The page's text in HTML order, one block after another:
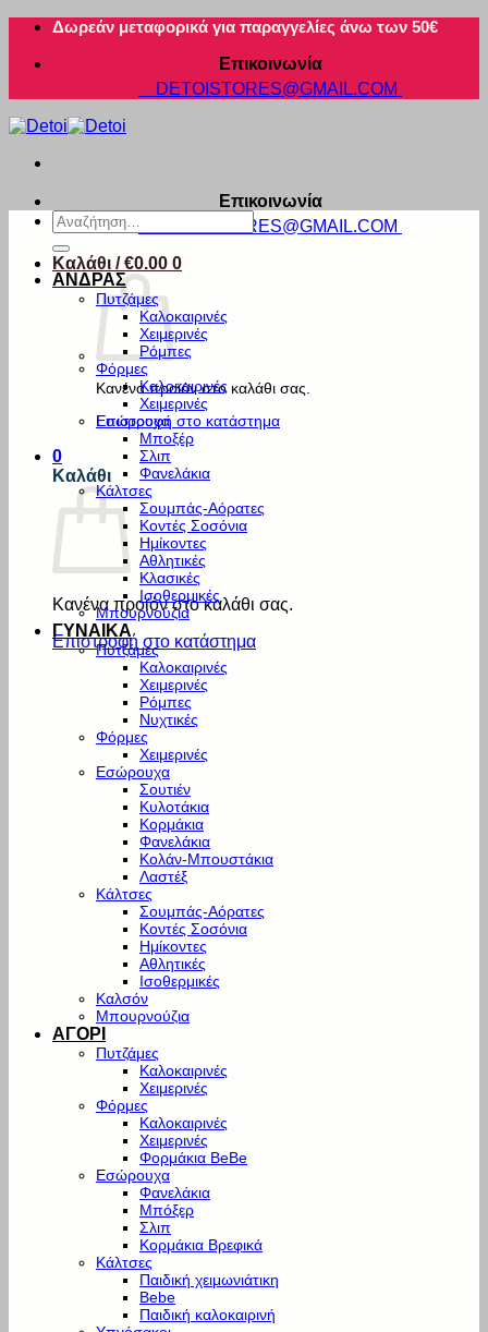
Μετάβαση
περιεχόμενο
Δωρεάν μεταφορικά για παραγγελίες άνω των 50€
Επικοινωνία
DETOISTORES@GMAIL.COM
Επικοινωνία
DETOISTORES@GMAIL.COM
Καλάθι /€0.00 0
Κανένα προϊόν στο καλάθι σας.
Επιστροφή στο κατάστημα
0
Καλάθι
Κανένα προϊόν στο καλάθι σας.
Επιστροφή στο κατάστημα
Αναζήτηση
για:
ΑΝΔΡΑΣ
Πυτζάμες
Καλοκαιρινές
Χειμερινές
Ρόμπες
Φόρμες
Καλοκαιρινές
Χειμερινές
Εσώρουχα
Μποξέρ
Σλιπ
Φανελάκια
Κάλτσες
Σουμπάς-Αόρατες
Κοντές Σοσόνια
Ημίκοντες
Αθλητικές
Κλασικές
Ισοθερμικές
Μπουρνούζια
ΓΥΝΑΙΚΑ
Πυτζάμες
Καλοκαιρινές
Χειμερινές
Ρόμπες
Νυχτικές
Φόρμες
Χειμερινές
Εσώρουχα
Σουτιέν
Κυλοτάκια
Κορμάκια
Φανελάκια
Κολάν-Μπουστάκια
Λαστέξ
Κάλτσες
Σουμπάς-Αόρατες
Κοντές Σοσόνια
Ημίκοντες
Αθλητικές
Ισοθερμικές
Καλσόν
Μπουρνούζια
ΑΓΟΡΙ
Πυτζάμες
Καλοκαιρινές
Χειμερινές
Φόρμες
Καλοκαιρινές
Χειμερινές
Φορμάκια BeBe
Εσώρουχα
Φανελάκια
Μπόξερ
Σλιπ
Κορμάκια Βρεφικά
Κάλτσες
Παιδική χειμωνιάτικη
Bebe
Παιδική καλοκαιρινή